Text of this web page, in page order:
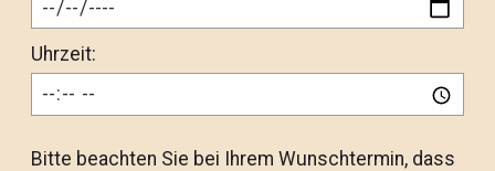
Uhrzeit:
Bitte beachten Sie bei Ihrem Wunschtermin, dass